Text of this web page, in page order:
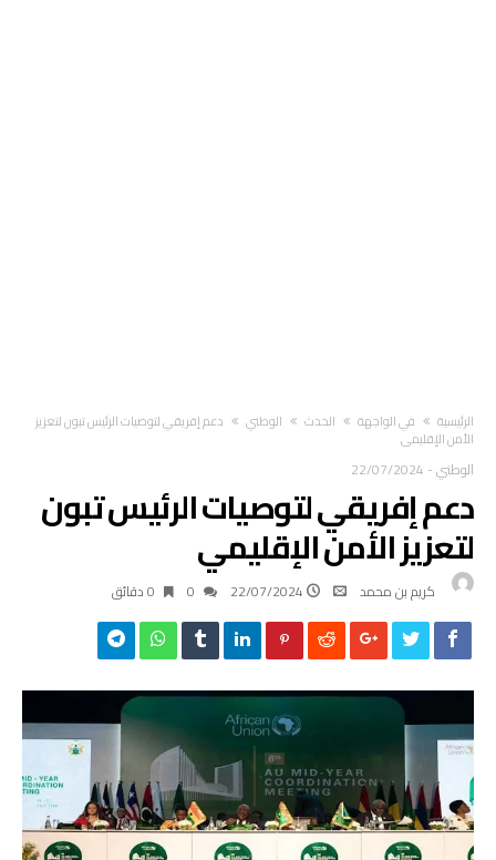
‫الرئيسية‬ في الواجهة الحدث الوطني
دعم إفريقي لتوصيات الرئيس تبون لتعزيز
الأمن الإقليمي
الوطني-
22/07/2024
دعم إفريقي لتوصيات الرئيس تبون
لتعزيز الأمن الإقليمي
كريم بن محمد 22/07/2024 0 ‫دقائق‬